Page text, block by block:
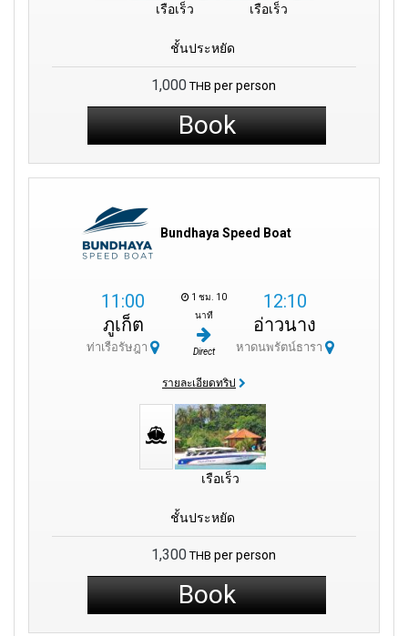
เรือเร็ว เรือเร็ว
ชั้นประหยัด
1,000 THB per person
Book
Bundhaya Speed Boat
11:00
ภูเก็ต
ท่าเรือรัษฎา
1 ชม. 10
นาที
Direct
12:10
อ่าวนาง
หาดนพรัตน์ธารา
รายละเอียดทริป
เรือเร็ว
ชั้นประหยัด
1,300 THB per person
Book